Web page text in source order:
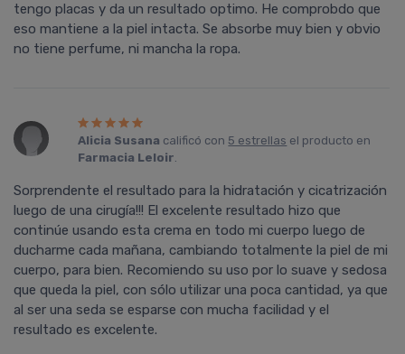
tengo placas y da un resultado optimo. He comprobdo que
eso mantiene a la piel intacta. Se absorbe muy bien y obvio
no tiene perfume, ni mancha la ropa.
Alicia Susana calificó con 5 estrellas el producto en
Farmacia Leloir.
Sorprendente el resultado para la hidratación y cicatrización
luego de una cirugía!!! El excelente resultado hizo que
continúe usando esta crema en todo mi cuerpo luego de
ducharme cada mañana, cambiando totalmente la piel de mi
cuerpo, para bien. Recomiendo su uso por lo suave y sedosa
que queda la piel, con sólo utilizar una poca cantidad, ya que
al ser una seda se esparse con mucha facilidad y el
resultado es excelente.